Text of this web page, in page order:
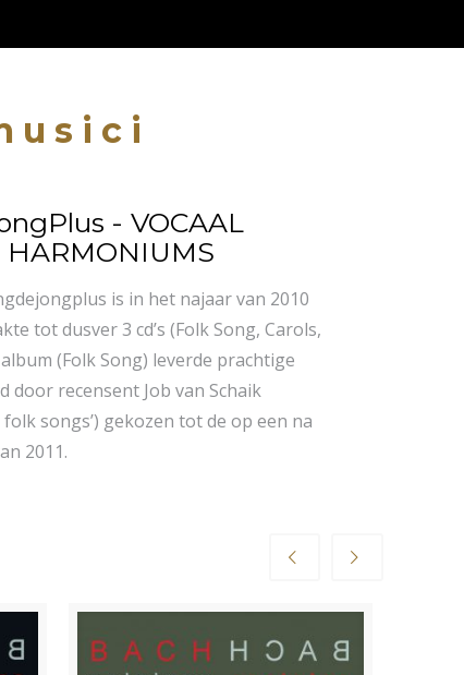
- VOCAAL
HARMONIUMS
is in het najaar van 2010
tot dusver 3 cd’s (Folk Song, Carols,
(Folk Song) leverde prachtige
door recensent Job van Schaik
songs’) gekozen tot de op een na
2011.